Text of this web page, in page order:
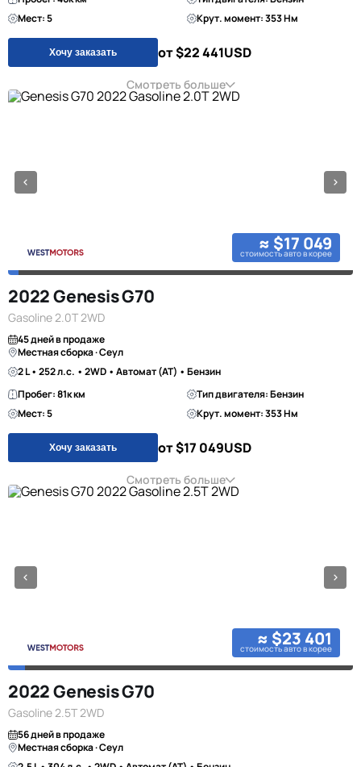
Мест: 5
Крут. момент: 353 Нм
Хочу заказать от $22 441USD
Смотреть больше
≈ $17 049
стоимость авто в корее
2022 Genesis G70
Gasoline 2.0T 2WD
45 дней в продаже
Местная сборка · Сеул
2 L • 252 л.с. • 2WD • Автомат (AT) • Бензин
Пробег: 81к км
Тип двигателя: Бензин
Мест: 5
Крут. момент: 353 Нм
Хочу заказать от $17 049USD
Смотреть больше
≈ $23 401
стоимость авто в корее
2022 Genesis G70
Gasoline 2.5T 2WD
56 дней в продаже
Местная сборка · Сеул